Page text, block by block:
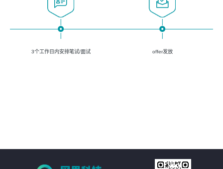
3个工作日内安排笔试/面试 offer发放